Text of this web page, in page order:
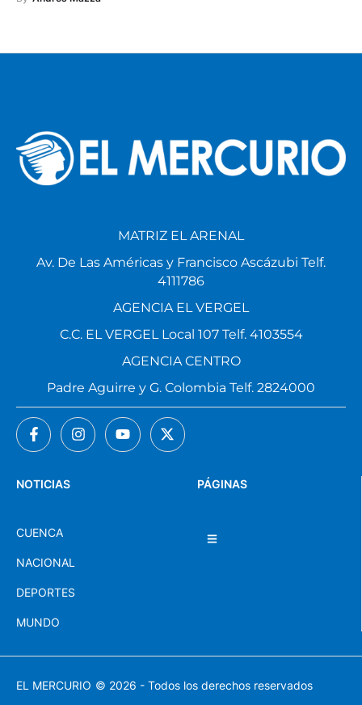
PÁGINAS
NOTICIAS
CUENCA
NACIONAL
DEPORTES
MUNDO
MATRIZ EL ARENAL
Av. De Las Américas y Francisco Ascázubi Telf.
4111786
AGENCIA EL VERGEL
C.C. EL VERGEL Local 107 Telf. 4103554
AGENCIA CENTRO
Padre Aguirre y G. Colombia Telf. 2824000
EL MERCURIO © 2026 - Todos los derechos reservados